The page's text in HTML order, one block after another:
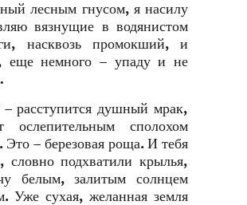
лесным гнусом, я насилу
вязнущие в водянистом
насквозь промокший, и
еще немного – упаду и не
расступится душный мрак,
ослепительным сполохом
Это – березовая роща. И тебя
словно подхватили крылья,
белым, залитым солнцем
Уже сухая, желанная земля